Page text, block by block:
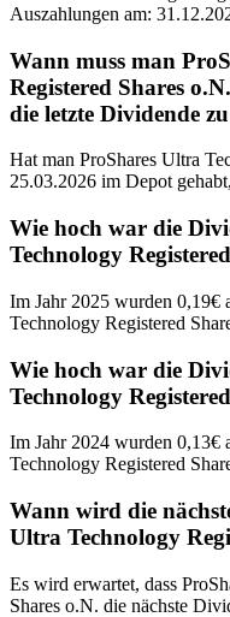
Auszahlungen am:
Wann muss man
Registered Shares
die letzte Dividende
Hat man ProShares Ultra
25.03.2026 im Depot
Wie hoch war die
Technology
Im Jahr 2025 wurden 0,19€
Technology Registered
Wie hoch war die
Technology
Im Jahr 2024 wurden 0,13€
Technology Registered
Wann wird die
Ultra Technology
Es wird erwartet, dass
Shares o.N. die nächste